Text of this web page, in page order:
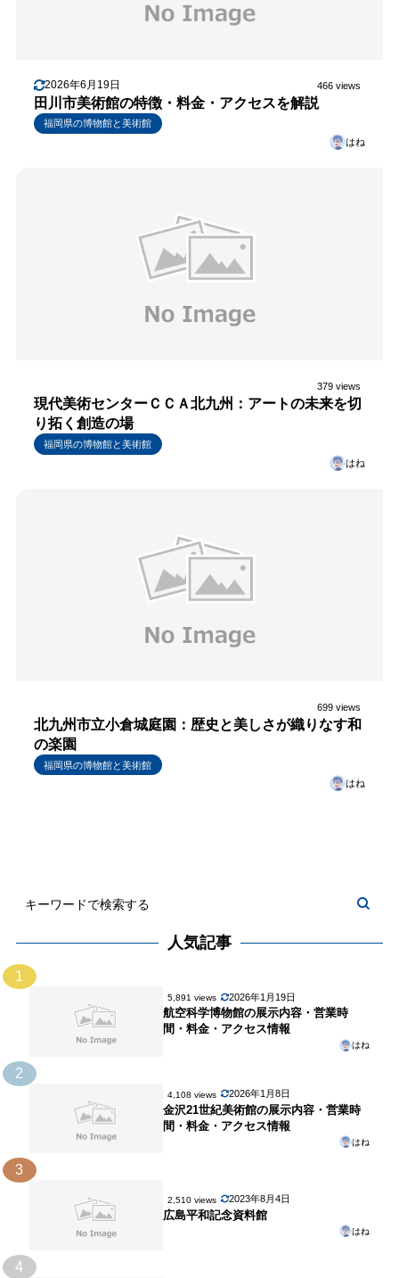
2026年6月19日 466 views
田川市美術館の特徴・料金・アクセスを解説
福岡県の博物館と美術館
はね
379 views
現代美術センターＣＣＡ北九州：アートの未来を切
り拓く創造の場
福岡県の博物館と美術館
はね
699 views
北九州市立小倉城庭園：歴史と美しさが織りなす和
の楽園
福岡県の博物館と美術館
はね
人気記事
1
5,891 views 2026年1月19日
航空科学博物館の展示内容・営業時
間・料金・アクセス情報
はね
2
4,108 views 2026年1月8日
金沢21世紀美術館の展示内容・営業時
間・料金・アクセス情報
はね
3
2,510 views 2023年8月4日
広島平和記念資料館
はね
4